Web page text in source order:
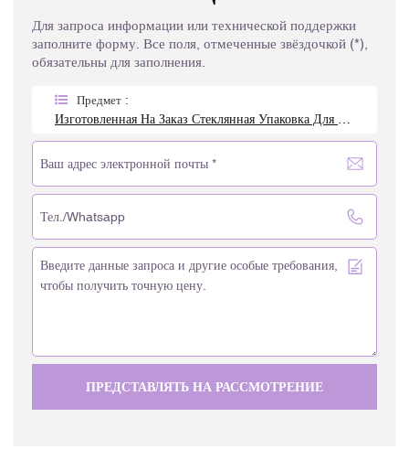
Для запроса информации или технической поддержки
заполните форму. Все поля, отмеченные звёздочкой (*),
обязательны для заполнения.
Предмет :
ПРЕДСТАВЛЯТЬ НА РАССМОТРЕНИЕ